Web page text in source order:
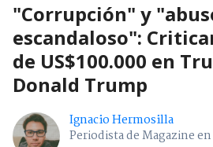
"Corrupción" y
escandaloso":
de US$100.000 en
Donald Trump
Ignacio Hermosilla
Periodista de Magazine